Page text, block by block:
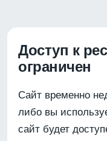
Доступ к
ограничен
Сайт временно
либо вы
сайт будет